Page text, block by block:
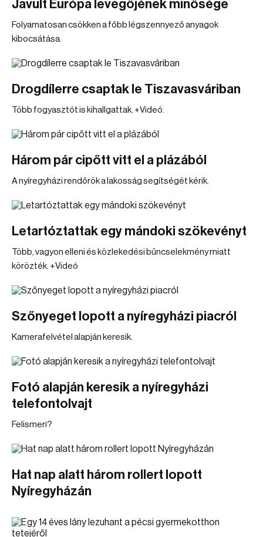
Javult Európa levegőjének minősége
Folyamatosan csökken a főbb légszennyező anyagok
kibocsátása.
Drogdílerre csaptak le Tiszavasváriban
Több fogyasztót is kihallgattak. +Videó.
Három pár cipőtt vitt el a plázából
A nyíregyházi rendőrök a lakosság segítségét kérik.
Letartóztattak egy mándoki szökevényt
Több, vagyon elleni és közlekedési bűncselekmény miatt
körözték. +Videó
Szőnyeget lopott a nyíregyházi piacról
Kamerafelvétel alapján keresik.
Fotó alapján keresik a nyíregyházi
telefontolvajt
Felismeri?
Hat nap alatt három rollert lopott
Nyíregyházán